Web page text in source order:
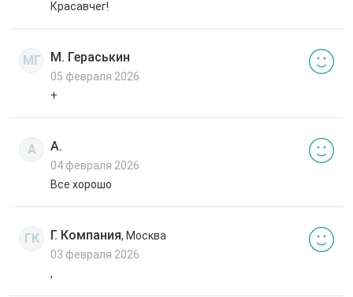
Красавчег!
МГ М. Гераськин
05 февраля 2026
+
А А.
04 февраля 2026
Все хорошо
ГК Г. Компания, Москва
03 февраля 2026
,